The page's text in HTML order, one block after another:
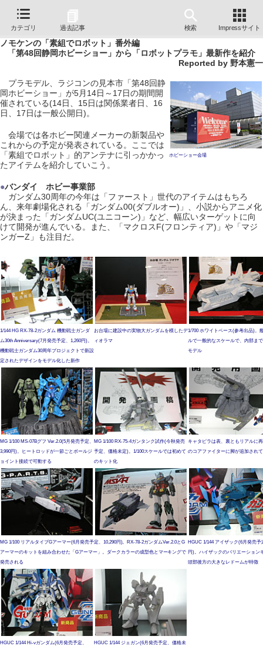
カテゴリ 過去記事 検索 Impressサイト
ノモケンの「素組でロボット」番外編
「第48回静岡ホビーショー」から「ロボットプラモ」最新作を紹介
Reported by 野本憲一
ホビーショー会場
プラモデル、ラジコンの見本市「第48回静
岡ホビーショー」が5月14日～17日の期間開
催されている(14日、15日は関係業者日、16
日、17日は一般公開日)。
会場では各ホビー関連メーカーの新製品や
これからの予定が発表されている。ここでは
「素組でロボット」的アンテナに引っかかっ
たアイテムを紹介していこう。
●バンダイ ホビー事業部
ガンダム30周年の今年は「ファースト」世代のアイテムはもちろ
ん、来年劇場化される「ガンダム00(ダブルオー)」、小説からアニメ化
が決まった「ガンダムUC(ユニコーン)」など、幅広いターゲットに向
けて開発が進んでいる。また、「マクロスF(フロンティア)」や「マジ
ンガーZ」も注目だ。
1/144 HG RX-78-2ガンダム 機動戦士ガンダ
ム30th Anniversary(7月発売予定、1,260円)。
機動戦士ガンダム30周年プロジェクトで新設
定されたデザインをモデル化した新作
お台場に建設中の実物大ガンダムを模したデ
ィオラマ
1/700 ホワイトベース(参考出品)。
ルで一般的なスケールで、内部ま
モデル
MG 1/100 MS-07Bグフ Ver.2.0(5月発売予定、
3,990円)。ヒートロッドが一節ごとボールジ
ョイント接続で可動する
MG 1/100 RX-75-4ガンタンク試作(今秋発売
予定、価格未定)。1/100スケールでは初めて
のキット化
キャタピラは表、裏ともリアルに
のコアファイターに脚が追加され
MG 1/100 リアルタイプGアーマー(6月発売予定、10,290円)。RX-78-2ガンダムVer.2.0とG
アーマーのキットを組み合わせた「Gアーマー」。ダークカラーの成型色とマーキングで
発売される
HGUC 1/144 アイザック(6月発売予
円)。ハイザックのバリエーション
頭部後方の大きなレドームが特徴
HGUC 1/144 Hi-νガンダム(6月発売予定、
HGUC 1/144 ジェガン(6月発売予定、価格未